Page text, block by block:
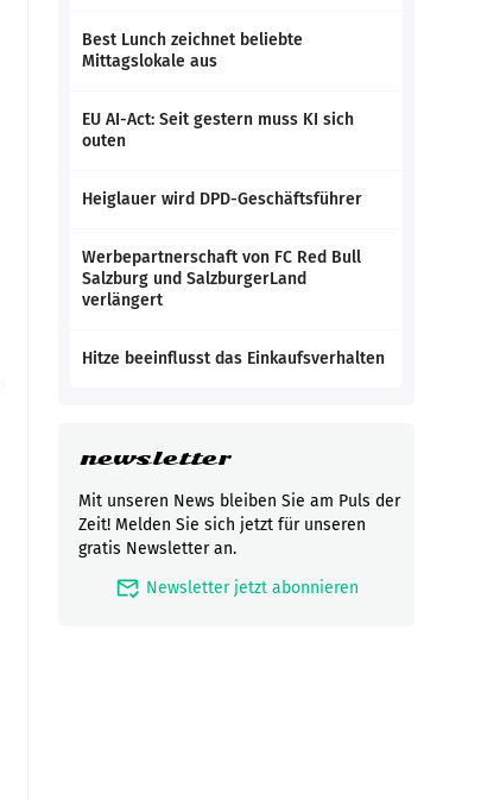
Best Lunch zeichnet beliebte
Mittagslokale aus
EU AI-Act: Seit gestern muss KI sich
outen
Heiglauer wird DPD-Geschäftsführer
Werbepartnerschaft von FC Red Bull
Salzburg und SalzburgerLand
verlängert
Hitze beeinflusst das Einkaufsverhalten
newsletter
Mit unseren News bleiben Sie am Puls der
Zeit! Melden Sie sich jetzt für unseren
gratis Newsletter an.
mark_email_read Newsletter jetzt abonnieren